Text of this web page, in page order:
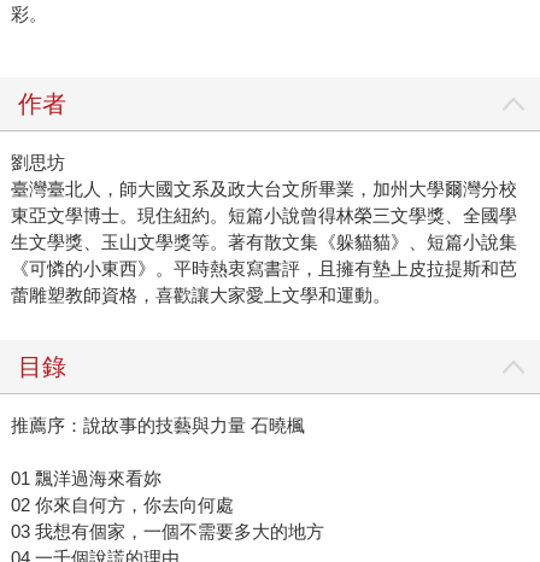
彩。
作者
劉思坊
臺灣臺北人，師大國文系及政大台文所畢業，加州大學爾灣分校
東亞文學博士。現住紐約。短篇小說曾得林榮三文學獎、全國學
生文學獎、玉山文學獎等。著有散文集《躲貓貓》、短篇小說集
《可憐的小東西》。平時熱衷寫書評，且擁有墊上皮拉提斯和芭
蕾雕塑教師資格，喜歡讓大家愛上文學和運動。
目錄
推薦序：說故事的技藝與力量 石曉楓
01 飄洋過海來看妳
02 你來自何方，你去向何處
03 我想有個家，一個不需要多大的地方
04 一千個說謊的理由